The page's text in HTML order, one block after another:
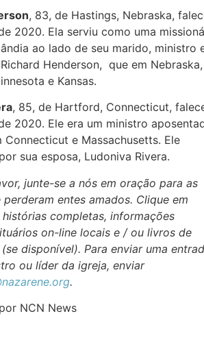
, 83, de Hastings, Nebraska,
2020. Ela serviu como uma
ao lado de seu marido, ministro
Henderson, que em Nebraska,
e Kansas.
, 85, de Hartford, Connecticut,
2020. Ele era um ministro
Connecticut e Massachusetts. Ele
sua esposa, Ludoniva Rivera.
junte-se a nós em oração para as
perderam entes amados. Clique em
completas, informações
on-line locais e / ou livros de
disponível). Para enviar uma
ou líder da igreja, enviar
.
NCN News